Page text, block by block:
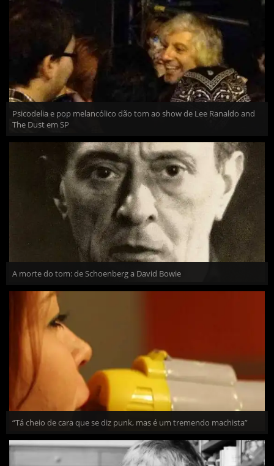
Psicodelia e pop melancólico dão tom ao show de Lee Ranaldo and
The Dust em SP
A morte do tom: de Schoenberg a David Bowie
“Tá cheio de cara que se diz punk, mas é um tremendo machista”